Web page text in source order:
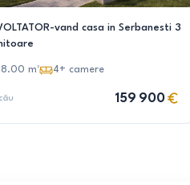
vand casa in Serbanesti 3
m² 4+ camere
159 900